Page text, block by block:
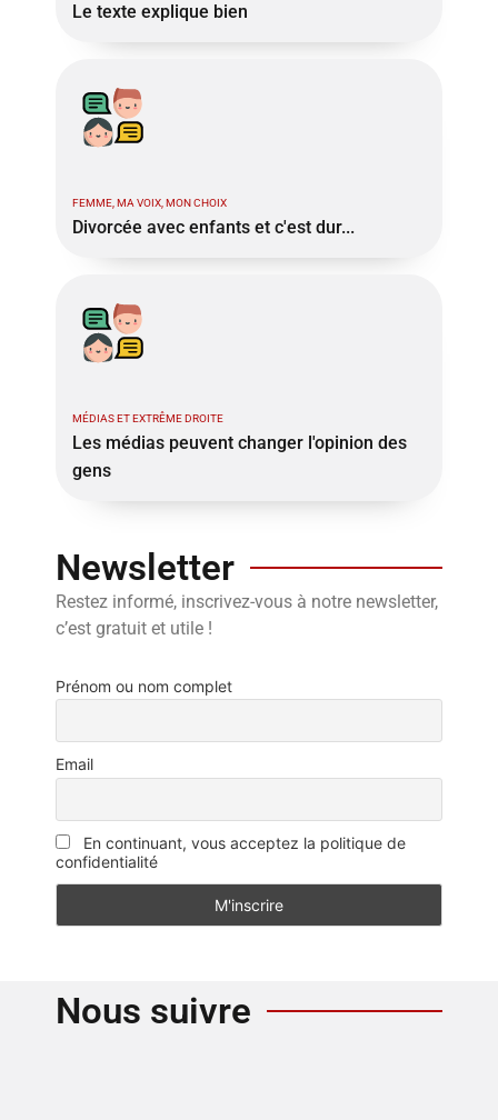
Le texte explique bien
FEMME, MA VOIX, MON CHOIX
Divorcée avec enfants et c'est dur...
MÉDIAS ET EXTRÊME DROITE
Les médias peuvent changer l'opinion des
gens
Newsletter
Restez informé, inscrivez-vous à notre newsletter,
c’est gratuit et utile !
Prénom ou nom complet
Email
En continuant, vous acceptez la politique de
confidentialité
Nous suivre